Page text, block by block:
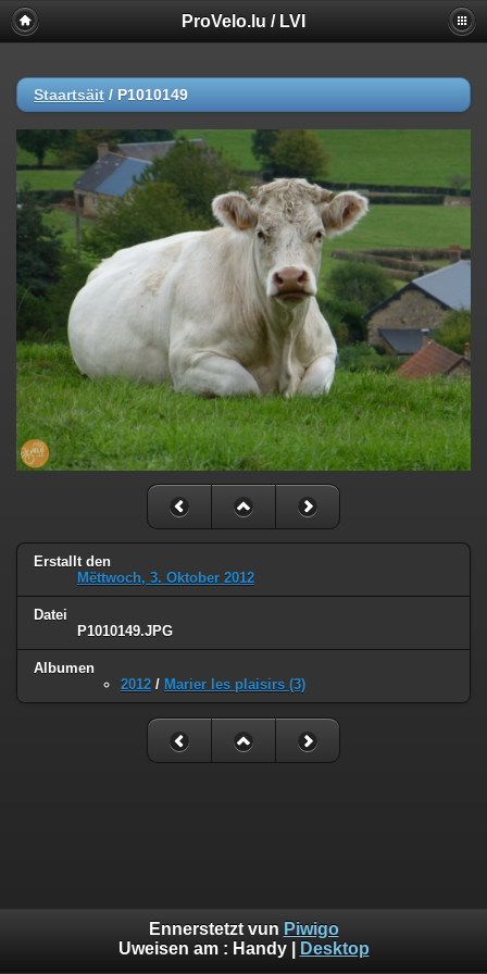
ProVelo.lu / LVI
Staartsäit / P1010149
Erstallt den
Mëttwoch, 3. Oktober 2012
Datei
P1010149.JPG
Albumen
2012 / Marier les plaisirs (3)
Ennerstetzt vun Piwigo
Uweisen am : Handy| Desktop